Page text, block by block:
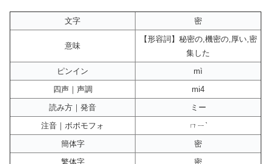
文字 密
意味
【形容詞】秘密の,機密の,厚い,密
集した
ピンイン
mì
四声｜声調
mi4
読み方｜発音
ミー
注音｜ボポモフォ
ㄇㄧˋ
簡体字
密
繁体字
密